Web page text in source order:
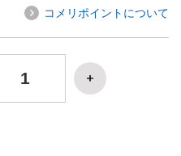
コメリポイントについて